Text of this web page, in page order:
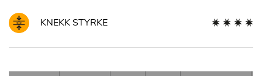
KNEKK STYRKE